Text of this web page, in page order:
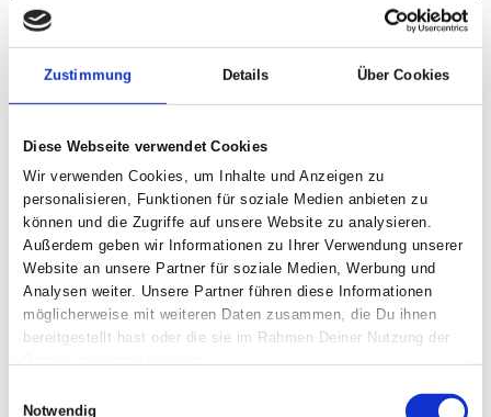
Zustimmung Details Über Cookies
Diese Webseite verwendet Cookies
Wir verwenden Cookies, um Inhalte und Anzeigen zu
personalisieren, Funktionen für soziale Medien anbieten zu
können und die Zugriffe auf unsere Website zu analysieren.
Außerdem geben wir Informationen zu Ihrer Verwendung unserer
Website an unsere Partner für soziale Medien, Werbung und
Analysen weiter. Unsere Partner führen diese Informationen
möglicherweise mit weiteren Daten zusammen, die Du ihnen
bereitgestellt hast oder die sie im Rahmen Deiner Nutzung der
Notwendig
Parklandschaft mit Hechten, Barschen und Meerforellen (!)
Bachforelle, Barsch, Brassen, Hecht, Karpfen,
Meerforelle, Rotauge, Schleie, Zander
Es handelt sich um ein Grabensystem, das rund um das
Schloss Nyborg die Vindinge Å mit dem Hafen von Nyborg